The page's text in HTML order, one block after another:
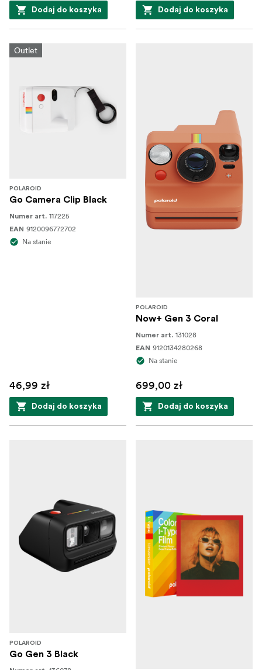
Dodaj do koszyka Dodaj do koszyka
Outlet
POLAROID
Go Camera Clip Black
Numer art. 117225
EAN 9120096772702
Na stanie
46,99 zł
Dodaj do koszyka
POLAROID
Now+ Gen 3 Coral
Numer art. 131028
EAN 9120134280268
Na stanie
699,00 zł
Dodaj do koszyka
POLAROID
Go Gen 3 Black